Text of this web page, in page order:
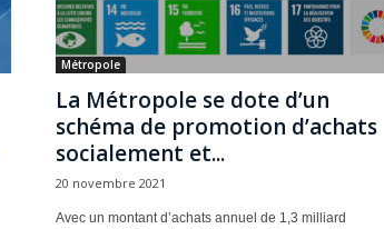
Métropole
La Métropole se dote d’un
schéma de promotion d’achats
socialement et...
20 novembre 2021
Avec un montant d’achats annuel de 1,3 milliard